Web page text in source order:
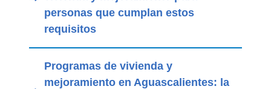
personas que cumplan estos
requisitos
Programas de vivienda y
mejoramiento en Aguascalientes: la